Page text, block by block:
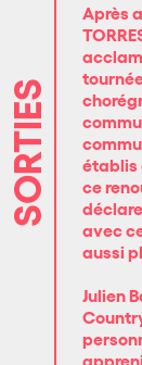
Après
établis
ce
avec
aussi
Julien
SORTIES